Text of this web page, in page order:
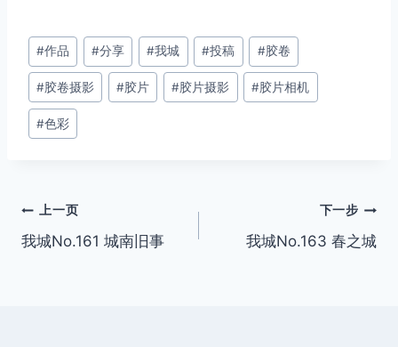
文
章
标
签：
#作品 #分享 #我城 #投稿 #胶卷
#胶卷摄影 #胶片 #胶片摄影 #胶片相机
#色彩
文
章
上一页
我城No.161 城南旧事
下一步
我城No.163 春之城